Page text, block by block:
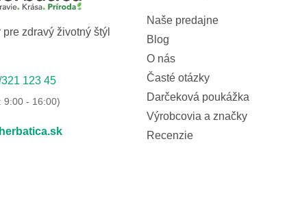
zdravý životný štýl
123 45
Naše predajne
Blog
O nás
Časté otázky
Darčeková poukážka
Výrobcovia a značky
Recenzie